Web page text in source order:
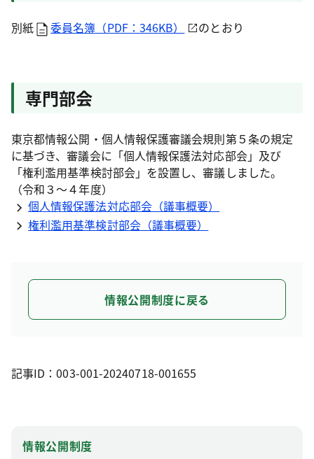
別紙 委員名簿（PDF：346KB） のとおり
専門部会
東京都情報公開・個人情報保護審議会規則第５条の規定
に基づき、審議会に「個人情報保護法対応部会」及び
「権利濫用基準検討部会」を設置し、審議しました。
（令和３～４年度）
個人情報保護法対応部会（議事概要）
権利濫用基準検討部会（議事概要）
情報公開制度に戻る
記事ID：003-001-20240718-001655
情報公開制度